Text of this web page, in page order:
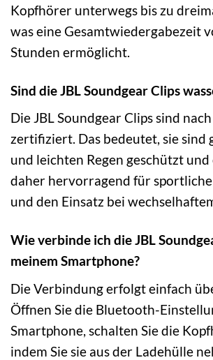
Kopfhörer unterwegs bis zu
was eine Gesamtwiedergabezeit
Stunden ermöglicht.
Sind die JBL Soundgear Clips
Die JBL Soundgear Clips sind
zertifiziert. Das bedeutet, sie sind
und leichten Regen geschützt und
daher hervorragend für
und den Einsatz bei
Wie verbinde ich die JBL
meinem Smartphone?
Die Verbindung erfolgt einfach
Öffnen Sie die Bluetooth-
Smartphone, schalten Sie die
indem Sie sie aus der Ladehülle